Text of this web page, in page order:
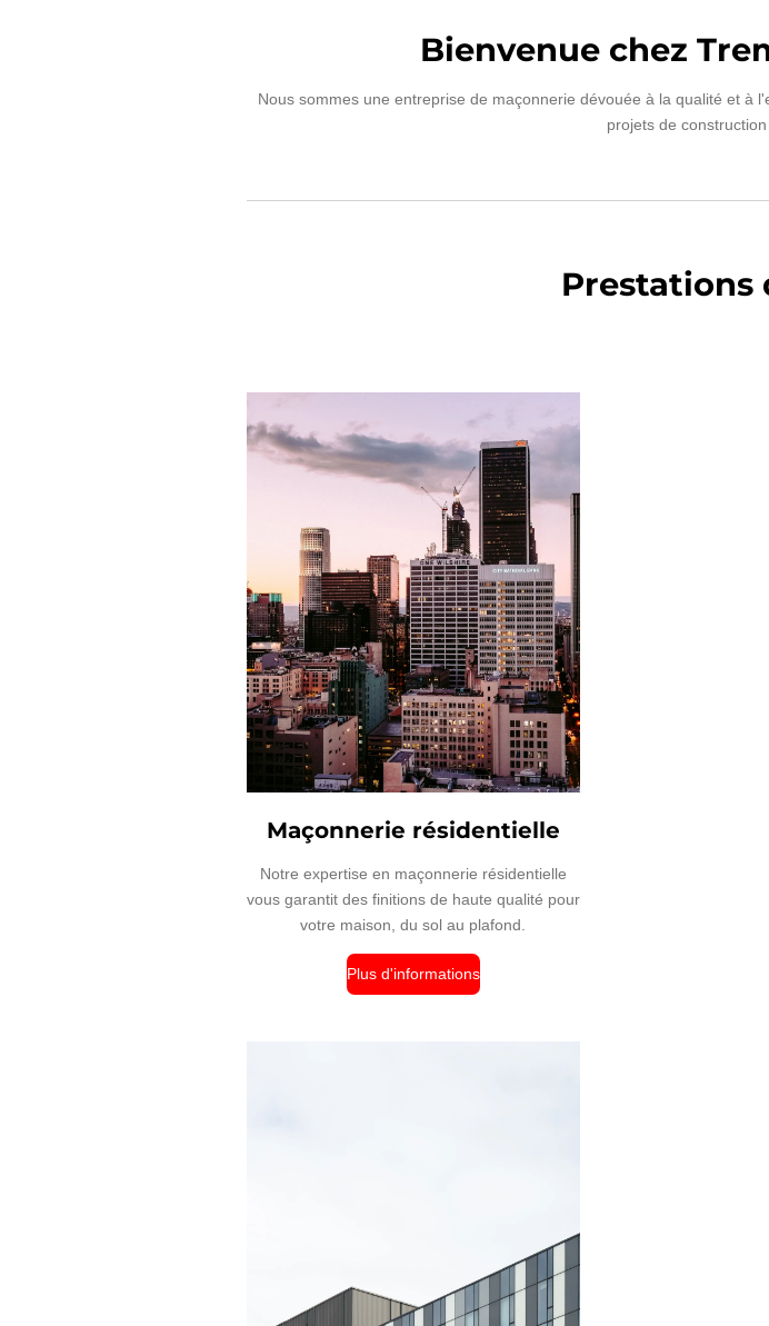
Bienvenue chez
Nous sommes une entreprise de maçonnerie dévouée à la qualité et à
projets de
Prestations
Maçonnerie résidentielle
Notre expertise en maçonnerie résidentielle
vous garantit des finitions de haute qualité pour
votre maison, du sol au plafond.
Plus d'informations